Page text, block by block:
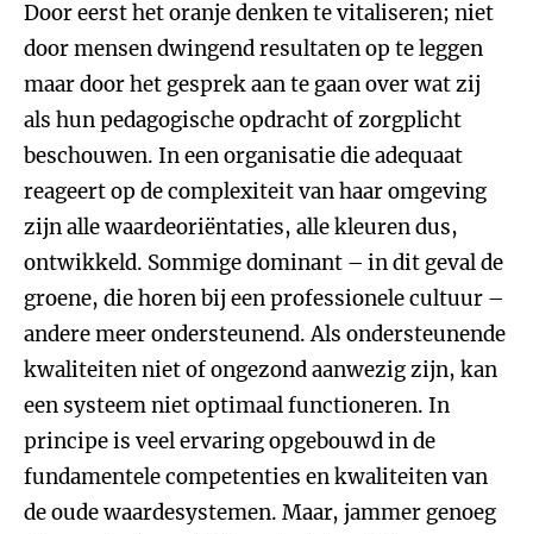
Door eerst het oranje denken te vitaliseren; niet
door mensen dwingend resultaten op te leggen
maar door het gesprek aan te gaan over wat zij
als hun pedagogische opdracht of zorgplicht
beschouwen. In een organisatie die adequaat
reageert op de complexiteit van haar omgeving
zijn alle waardeoriëntaties, alle kleuren dus,
ontwikkeld. Sommige dominant – in dit geval de
groene, die horen bij een professionele cultuur –
andere meer ondersteunend. Als ondersteunende
kwaliteiten niet of ongezond aanwezig zijn, kan
een systeem niet optimaal functioneren. In
principe is veel ervaring opgebouwd in de
fundamentele competenties en kwaliteiten van
de oude waardesystemen. Maar, jammer genoeg